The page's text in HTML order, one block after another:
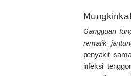
Gangguan
rematik
penyakit
infeksi